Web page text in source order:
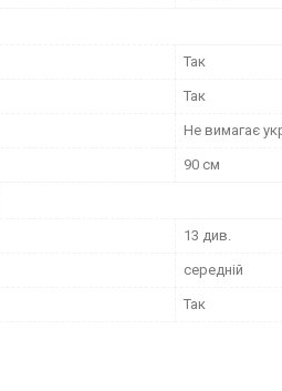
Так
Так
Не вимагає
90 см
13 див.
середній
Так